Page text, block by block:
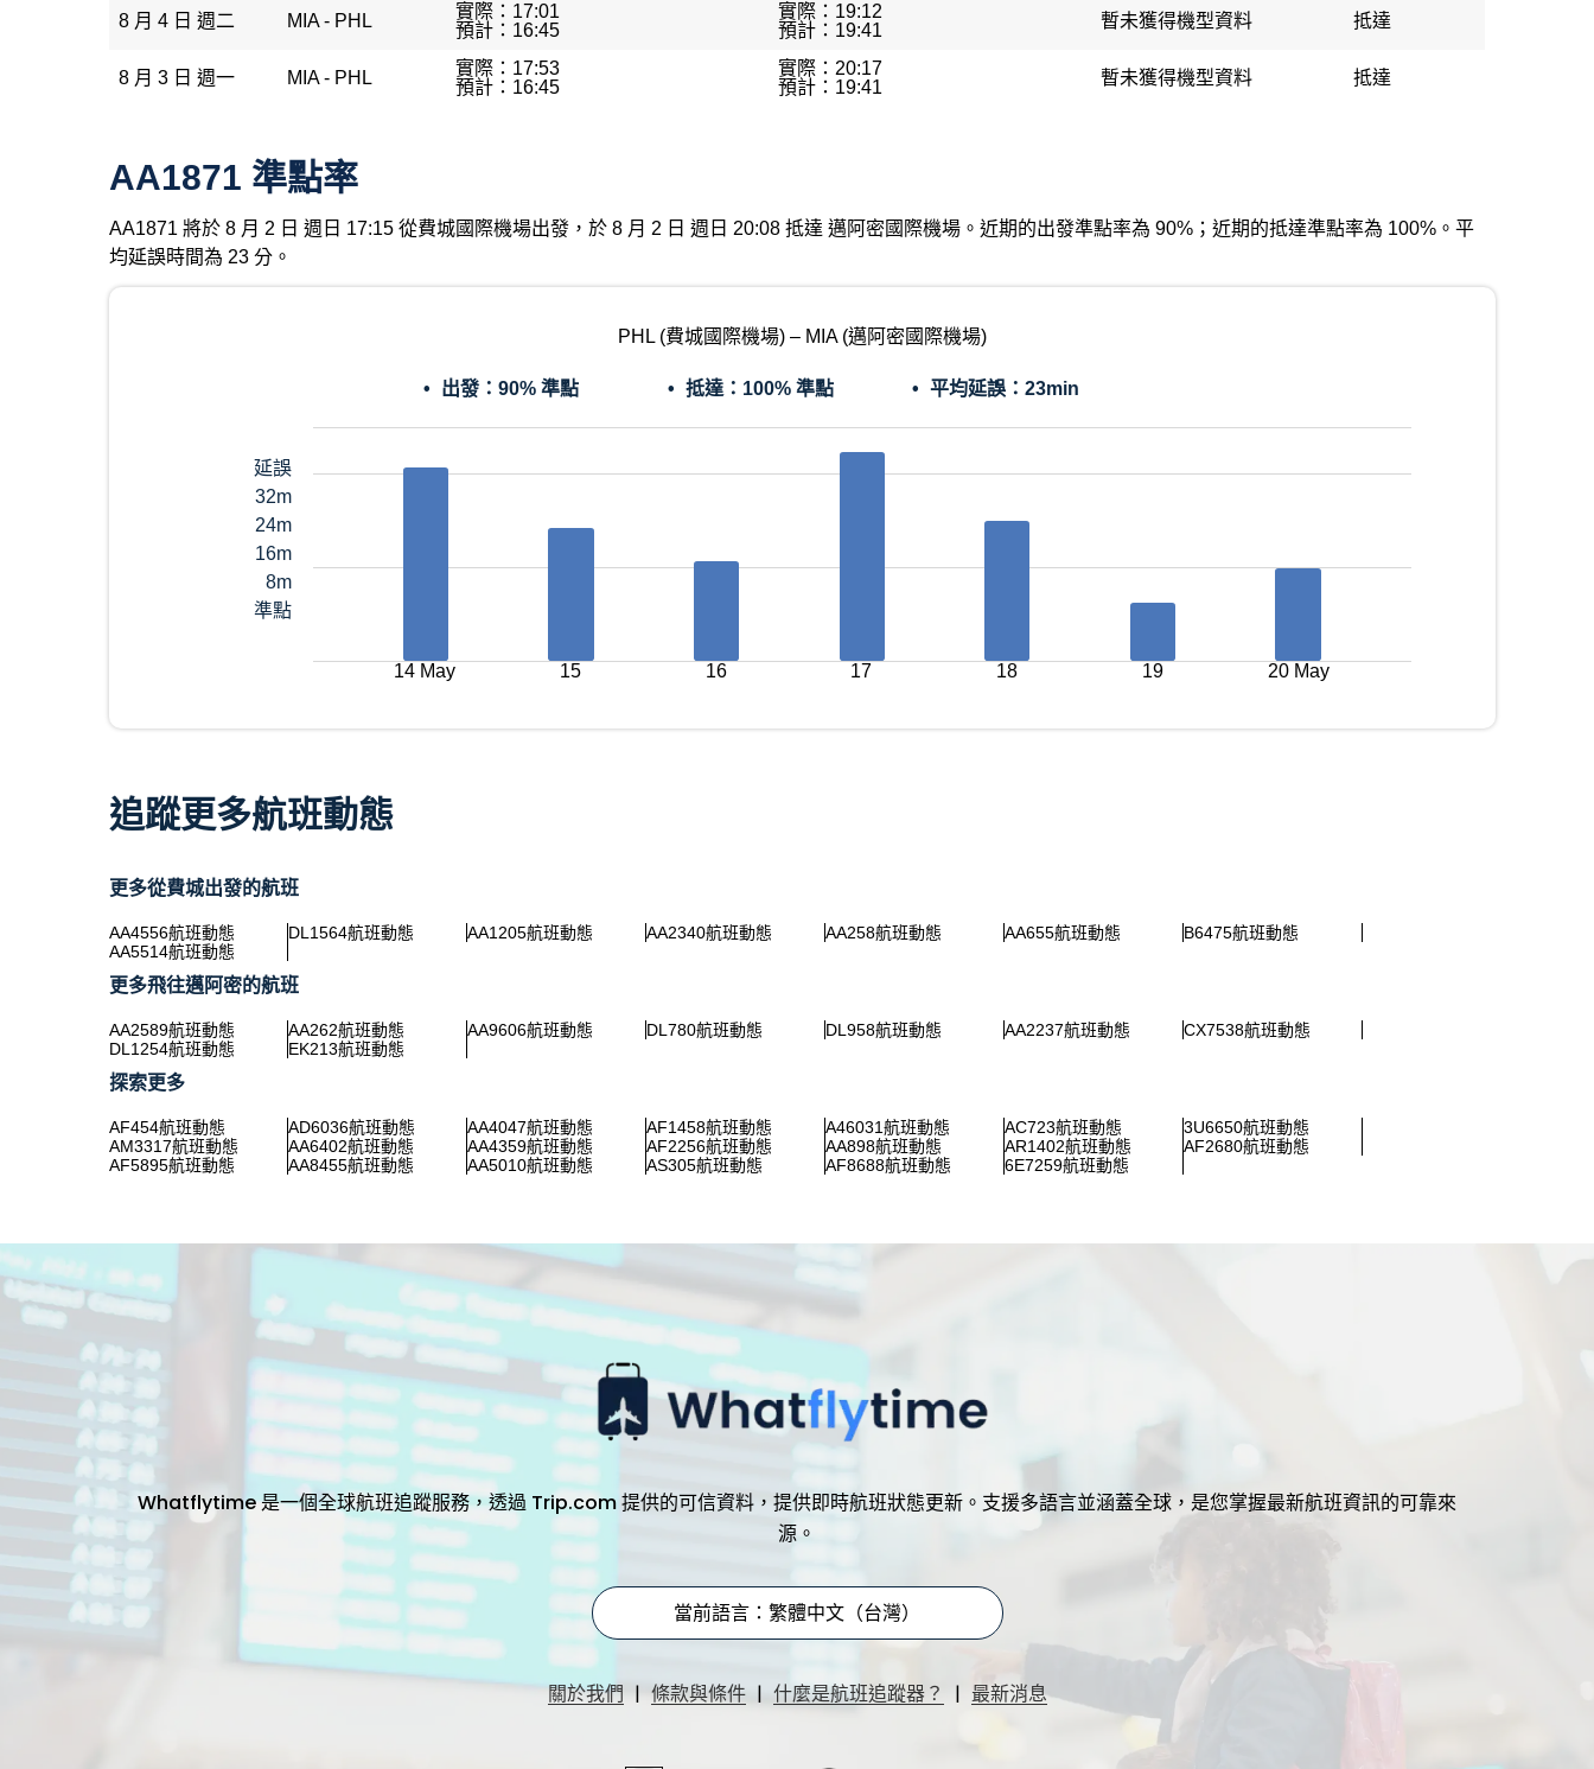
8 月 4 日 週二 MIA - PHL
實際：17:01
預計：16:45
實際：19:12
預計：19:41
暫未獲得機型資料 抵達
8 月 3 日 週一 MIA - PHL
實際：17:53
預計：16:45
實際：20:17
預計：19:41
暫未獲得機型資料 抵達
AA1871 準點率
AA1871 將於 8 月 2 日 週日 17:15 從費城國際機場出發，於 8 月 2 日 週日 20:08 抵達 邁阿密國際機場。近期的出發準點率為 90%；近期的抵達準點率為 100%。平
均延誤時間為 23 分。
PHL (費城國際機場) – MIA (邁阿密國際機場)
出發： 90% 準點 抵達： 100% 準點 平均延誤： 23min
延誤
32m
24m
16m
8m
準點
14 May 15 16 17 18 19 20 May
追蹤更多航班動態
更多從費城出發的航班
AA4556航班動態 DL1564航班動態 AA1205航班動態 AA2340航班動態 AA258航班動態 AA655航班動態
B6475航班動態
AA5514航班動態
更多飛往邁阿密的航班
AA2589航班動態 AA262航班動態 AA9606航班動態 DL780航班動態 DL958航班動態 AA2237航班動態
CX7538航班動態
DL1254航班動態
EK213航班動態
探索更多
AF454航班動態 AD6036航班動態 AA4047航班動態 AF1458航班動態 A46031航班動態 AC723航班動態
3U6650航班動態
AM3317航班動態
AA6402航班動態 AA4359航班動態 AF2256航班動態 AA898航班動態 AR1402航班動態
AF2680航班動態
AF5895航班動態
AA8455航班動態 AA5010航班動態 AS305航班動態 AF8688航班動態 6E7259航班動態
Whatflytime 是一個全球航班追蹤服務，透過 Trip.com 提供的可信資料，提供即時航班狀態更新。支援多語言並涵蓋全球，是您掌握最新航班資訊的可靠來
源。
當前語言：繁體中文（台灣）
關於我們 | 條款與條件 | 什麼是航班追蹤器？ | 最新消息